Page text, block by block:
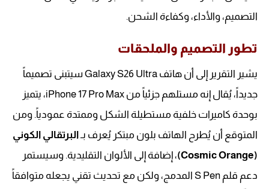
التصميم، والأداء، وكفاءة الشحن.
تطور التصميم والملحقات
يشير التقرير إلى أن هاتف Galaxy S26 Ultra سيتبنى تصميماً
جديداً، يُقال إنه مستلهم جزئياً من iPhone 17 Pro Max، يتميز
بوحدة كاميرات خلفية مستطيلة الشكل وممتدة عمودياً. ومن
المتوقع أن يُطرح الهاتف بلون مبتكر يُعرف بـالبرتقالي الكوني
(Cosmic Orange)
، إضافة إلى الألوان التقليدية. وسيستمر
دعم قلم S Pen المدمج، ولكن مع تحديث تقني يجعله متوافقاً